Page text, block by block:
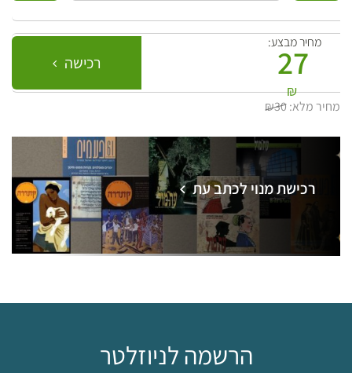
מחיר מבצע:
27
₪
רכישה
מחיר מלא:₪30
רכישת מנוי לכתב עת
הרשמה לניוזלטר